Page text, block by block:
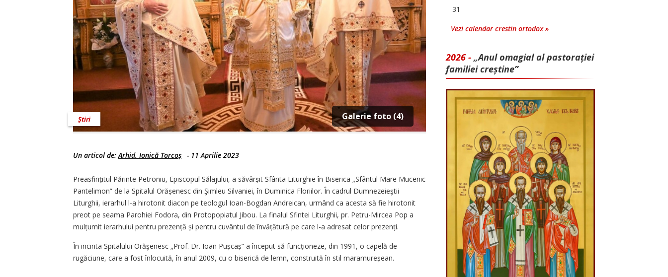
Galerie foto (4)
Știri
Un articol de:Arhid. Ionică Torcoș - 11 Aprilie 2023
Preasfințitul Părinte Petroniu, Episcopul Sălajului, a săvârșit Sfânta Liturghie în Biserica „Sfântul Mare Mucenic
Pantelimon” de la Spitalul Orășenesc din Şimleu Silvaniei, în Duminica Floriilor. În cadrul Dumnezeieştii
Liturghii, ierarhul l-a hirotonit diacon pe teologul Ioan-Bogdan Andreican, urmând ca acesta să fie hirotonit
preot pe seama Parohiei Fodora, din Protopopiatul Jibou. La finalul Sfintei Liturghii, pr. Petru-Mircea Pop a
mulțumit ierarhului pentru prezență și pentru cuvântul de învățătură pe care l-a adresat celor prezenți.
În incinta Spitalului Orăşenesc „Prof. Dr. Ioan Pușcaș” a început să funcționeze, din 1991, o capelă de
rugăciune, care a fost înlocuită, în anul 2009, cu o biserică de lemn, construită în stil maramureșean.
31
Vezi calendar crestin ortodox »
2026 - „Anul omagial al pastorației
familiei creștine”